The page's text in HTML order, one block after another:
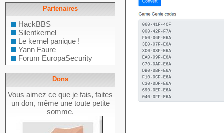
Partenaires
HackBBS
Silentkernel
Le kernel panique !
Yann Faure
Forum EuropaSecurity
Dons
Vous aimez ce que je fais, faites
un don, même une toute petite
somme.